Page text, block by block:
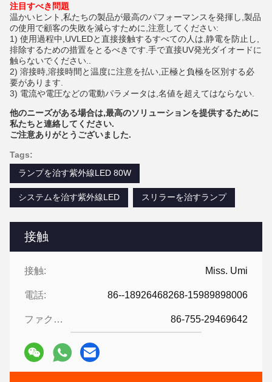
接触
接触: Miss. Umi
電話: 86--18926468268-15989898006
ファクシミリ: 86-755-29469642
注目すべき問題
温かいヒント,私たちの製品が最高のパフォーマンスを発揮し,製品
の使用で顧客の失敗を減らすために,注意してください:
1) 使用過程中,UVLEDと直接接触するすべての人は,静電を防止し,
排除するための措置をとるべきです.手で直接UV発光ダイオードに
触らないでください..
2) 溶接時,溶接時間と温度に注意を払い,正極と負極を区別する必
要があります.
3) 電流や電圧などの電動パラメータは,名値を超えてはならない.
他のニーズがある場合は,最高のソリューションを提供するために
私たちと連絡してください.
ご注意ありがとうございました.
Tags:
ランプを治す紫外線LED 80W
システムを治す紫外線LED スリラーを治すランプ